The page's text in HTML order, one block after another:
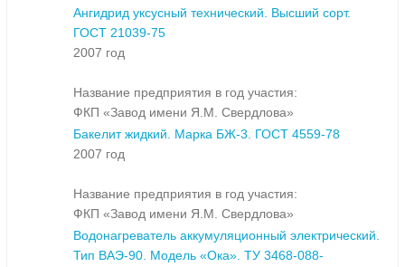
Ангидрид уксусный технический. Высший сорт.
ГОСТ 21039-75
2007 год
Название предприятия в год участия:
ФКП «Завод имени Я.М. Свердлова»
Бакелит жидкий. Марка БЖ-3. ГОСТ 4559-78
2007 год
Название предприятия в год участия:
ФКП «Завод имени Я.М. Свердлова»
Водонагреватель аккумуляционный электрический.
Тип ВАЭ-90. Модель «Ока». ТУ 3468-088-